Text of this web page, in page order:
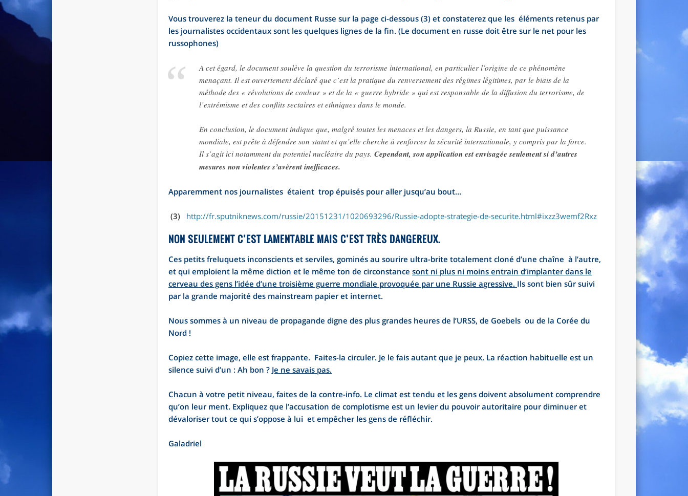
Vous trouverez la teneur du document Russe sur la page ci-dessous (3) et constaterez que les éléments retenus par
les journalistes occidentaux sont les quelques lignes de la fin. (Le document en russe doit être sur le net pour les
russophones)
A cet égard, le document soulève la question du terrorisme international, en particulier l’origine de ce phénomène
menaçant. Il est ouvertement déclaré que c’est la pratique du renversement des régimes légitimes, par le biais de la
méthode des « révolutions de couleur » et de la « guerre hybride » qui est responsable de la diffusion du terrorisme, de
l’extrémisme et des conflits sectaires et ethniques dans le monde.
En conclusion, le document indique que, malgré toutes les menaces et les dangers, la Russie, en tant que puissance
mondiale, est prête à défendre son statut et qu’elle cherche à renforcer la sécurité internationale, y compris par la force.
Il s’agit ici notamment du potentiel nucléaire du pays.Cependant, son application est envisagée seulement si d’autres
mesures non violentes s’avèrent inefficaces.
Apparemment nos journalistes étaient trop épuisés pour aller jusqu’au bout…
(3) http://fr.sputniknews.com/russie/20151231/1020693296/Russie-adopte-strategie-de-securite.html#ixzz3wemf2Rxz
NON SEULEMENT C’EST LAMENTABLE MAIS C’EST TRÈS DANGEREUX.
Ces petits freluquets inconscients et serviles, gominés au sourire ultra-brite totalement cloné d’une chaîne à l’autre,
et qui emploient la même diction et le même ton de circonstancesont ni plus ni moins entrain d’implanter dans le
cerveau des gens l’idée d’une troisième guerre mondiale provoquée par une Russie agressive. Ils sont bien sûr suivi
par la grande majorité des mainstream papier et internet.
Nous sommes à un niveau de propagande digne des plus grandes heures de l’URSS, de Goebels ou de la Corée du
Nord !
Copiez cette image, elle est frappante. Faites-la circuler. Je le fais autant que je peux. La réaction habituelle est un
silence suivi d’un : Ah bon ? Je ne savais pas.
Chacun à votre petit niveau, faites de la contre-info. Le climat est tendu et les gens doivent absolument comprendre
qu’on leur ment. Expliquez que l’accusation de complotisme est un levier du pouvoir autoritaire pour diminuer et
dévaloriser tout ce qui s’oppose à lui et empêcher les gens de réfléchir.
Galadriel